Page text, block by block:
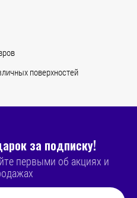
поверхностей
за подписку!
первыми об акциях и